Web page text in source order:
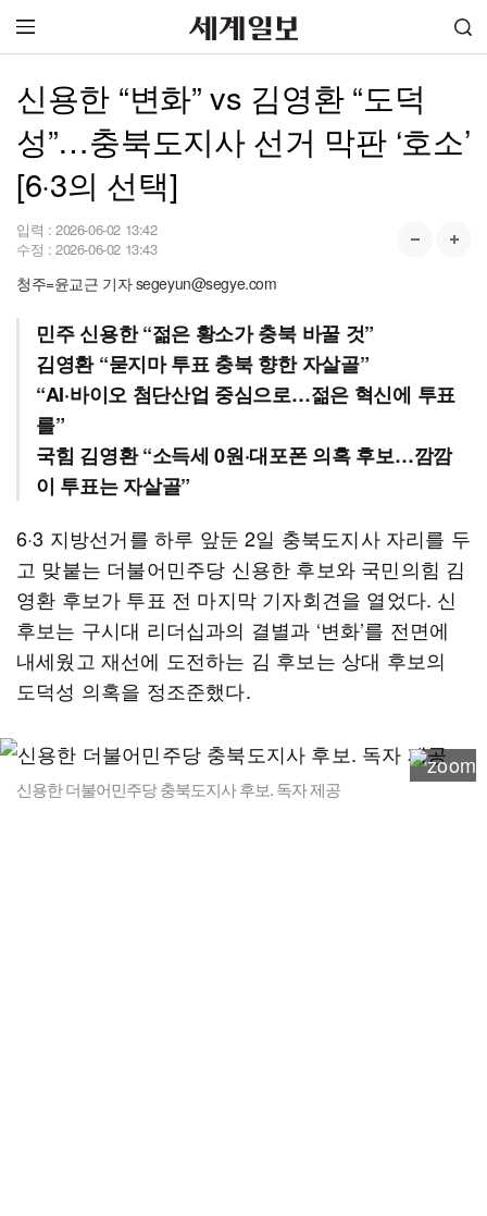
신용한 “변화” vs 김영환 “도덕
성”…충북도지사 선거 막판 ‘호소’
[6·3의 선택]
입력 : 2026-06-02 13:42
수정 : 2026-06-02 13:43
청주=윤교근 기자 segeyun@segye.com
민주 신용한 “젊은 황소가 충북 바꿀 것”
김영환 “묻지마 투표 충북 향한 자살골”
“AI·바이오 첨단산업 중심으로…젊은 혁신에 투표
를”
국힘 김영환 “소득세 0원·대포폰 의혹 후보…깜깜
이 투표는 자살골”
6·3 지방선거를 하루 앞둔 2일 충북도지사 자리를 두
고 맞붙는 더불어민주당 신용한 후보와 국민의힘 김
영환 후보가 투표 전 마지막 기자회견을 열었다. 신
후보는 구시대 리더십과의 결별과 ‘변화’를 전면에
내세웠고 재선에 도전하는 김 후보는 상대 후보의
도덕성 의혹을 정조준했다.
신용한 더불어민주당 충북도지사 후보. 독자 제공